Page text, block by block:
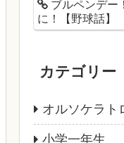
ブルペンデー
に！【野球話】
カテゴリー
オルソケラト
小学一年生